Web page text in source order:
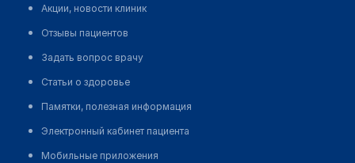
Акции, новости клиник
Отзывы пациентов
Задать вопрос врачу
Статьи о здоровье
Памятки, полезная информация
Электронный кабинет пациента
Мобильные приложения